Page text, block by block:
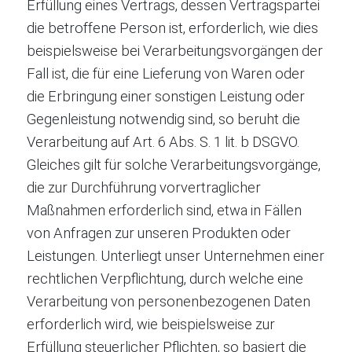
Erfüllung eines Vertrags, dessen Vertragspartei
die betroffene Person ist, erforderlich, wie dies
beispielsweise bei Verarbeitungsvorgängen der
Fall ist, die für eine Lieferung von Waren oder
die Erbringung einer sonstigen Leistung oder
Gegenleistung notwendig sind, so beruht die
Verarbeitung auf Art. 6 Abs. S. 1 lit. b DSGVO.
Gleiches gilt für solche Verarbeitungsvorgänge,
die zur Durchführung vorvertraglicher
Maßnahmen erforderlich sind, etwa in Fällen
von Anfragen zur unseren Produkten oder
Leistungen. Unterliegt unser Unternehmen einer
rechtlichen Verpflichtung, durch welche eine
Verarbeitung von personenbezogenen Daten
erforderlich wird, wie beispielsweise zur
Erfüllung steuerlicher Pflichten, so basiert die